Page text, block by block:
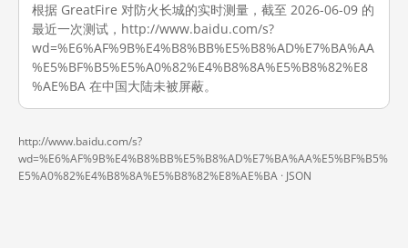
根据 GreatFire 对防火长城的实时测量，截至 2026-06-09 的
最近一次测试，http://www.baidu.com/s?
wd=%E6%AF%9B%E4%B8%BB%E5%B8%AD%E7%BA%AA
%E5%BF%B5%E5%A0%82%E4%B8%8A%E5%B8%82%E8
%AE%BA 在中国大陆未被屏蔽。
http://www.baidu.com/s?
wd=%E6%AF%9B%E4%B8%BB%E5%B8%AD%E7%BA%AA%E5%BF%B5%
E5%A0%82%E4%B8%8A%E5%B8%82%E8%AE%BA · JSON